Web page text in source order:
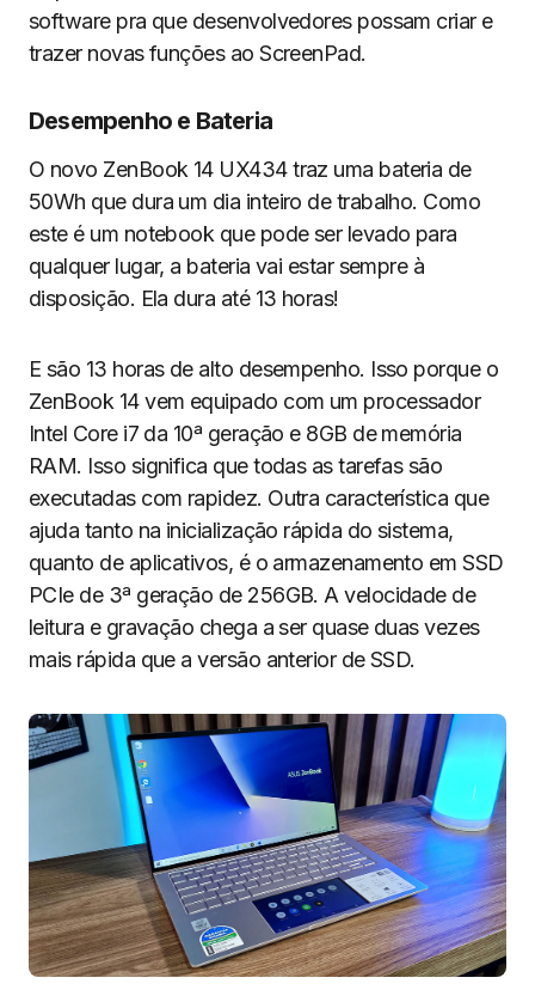
software pra que desenvolvedores possam criar e
trazer novas funções ao ScreenPad.
Desempenho e Bateria
O novo ZenBook 14 UX434 traz uma bateria de
50Wh que dura um dia inteiro de trabalho. Como
este é um notebook que pode ser levado para
qualquer lugar, a bateria vai estar sempre à
disposição. Ela dura até 13 horas!
E são 13 horas de alto desempenho. Isso porque o
ZenBook 14 vem equipado com um processador
Intel Core i7 da 10ª geração e 8GB de memória
RAM. Isso significa que todas as tarefas são
executadas com rapidez. Outra característica que
ajuda tanto na inicialização rápida do sistema,
quanto de aplicativos, é o armazenamento em SSD
PCIe de 3ª geração de 256GB. A velocidade de
leitura e gravação chega a ser quase duas vezes
mais rápida que a versão anterior de SSD.